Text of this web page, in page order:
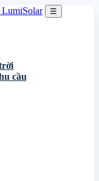
☰
cầu